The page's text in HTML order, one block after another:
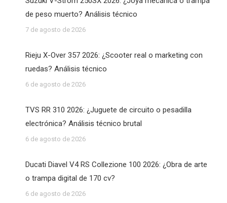
de peso muerto? Análisis técnico
7 de agosto de 2026
Rieju X-Over 357 2026: ¿Scooter real o marketing con
ruedas? Análisis técnico
6 de agosto de 2026
TVS RR 310 2026: ¿Juguete de circuito o pesadilla
electrónica? Análisis técnico brutal
6 de agosto de 2026
Ducati Diavel V4 RS Collezione 100 2026: ¿Obra de arte
o trampa digital de 170 cv?
6 de agosto de 2026